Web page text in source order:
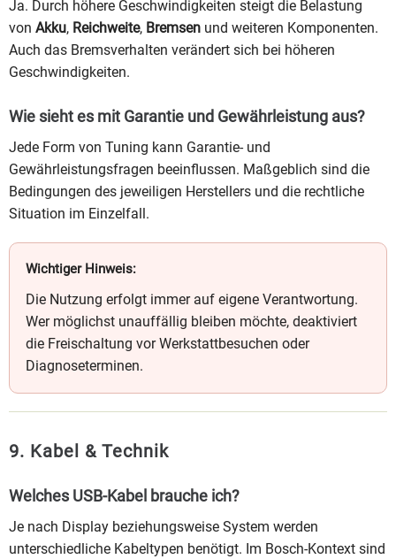
Ja. Durch höhere Geschwindigkeiten steigt die Belastung
von Akku, Reichweite, Bremsen und weiteren Komponenten.
Auch das Bremsverhalten verändert sich bei höheren
Geschwindigkeiten.
Wie sieht es mit Garantie und Gewährleistung aus?
Jede Form von Tuning kann Garantie- und
Gewährleistungsfragen beeinflussen. Maßgeblich sind die
Bedingungen des jeweiligen Herstellers und die rechtliche
Situation im Einzelfall.
Wichtiger Hinweis:
Die Nutzung erfolgt immer auf eigene Verantwortung.
Wer möglichst unauffällig bleiben möchte, deaktiviert
die Freischaltung vor Werkstattbesuchen oder
Diagnoseterminen.
9. Kabel & Technik
Welches USB-Kabel brauche ich?
Je nach Display beziehungsweise System werden
unterschiedliche Kabeltypen benötigt. Im Bosch-Kontext sind